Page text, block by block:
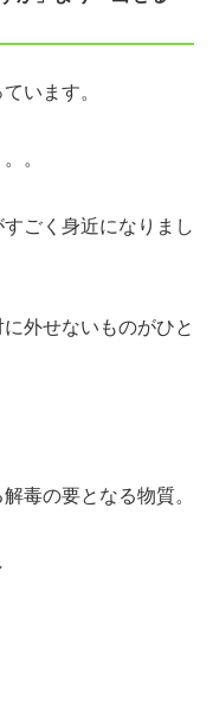
います。
。
ごく身近になりまし
外せないものがひと
毒の要となる物質。